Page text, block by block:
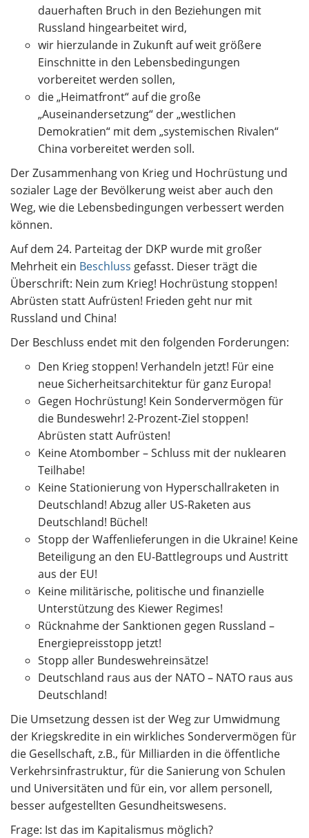
dauerhaften Bruch in den Beziehungen mit
Russland hingearbeitet wird,
wir hierzulande in Zukunft auf weit größere
Einschnitte in den Lebensbedingungen
vorbereitet werden sollen,
die „Heimatfront“ auf die große
„Auseinandersetzung“ der „westlichen
Demokratien“ mit dem „systemischen Rivalen“
China vorbereitet werden soll.
Der Zusammenhang von Krieg und Hochrüstung und
sozialer Lage der Bevölkerung weist aber auch den
Weg, wie die Lebensbedingungen verbessert werden
können.
Auf dem 24. Parteitag der DKP wurde mit großer
Mehrheit ein Beschluss gefasst. Dieser trägt die
Überschrift: Nein zum Krieg! Hochrüstung stoppen!
Abrüsten statt Aufrüsten! Frieden geht nur mit
Russland und China!
Der Beschluss endet mit den folgenden Forderungen:
Den Krieg stoppen! Verhandeln jetzt! Für eine
neue ­Sicherheitsarchitektur für ganz Europa!
Gegen Hochrüstung! Kein Sondervermögen für
die Bundeswehr! 2-Prozent-Ziel stoppen!
Abrüsten statt Aufrüsten!
Keine Atombomber – Schluss mit der nuklearen
Teilhabe!
Keine Stationierung von Hyperschallraketen in
Deutschland! Abzug aller US-Raketen aus
Deutschland! Büchel!
Stopp der Waffenlieferungen in die Ukraine! Keine
Beteiligung an den EU-Battlegroups und Austritt
aus der EU!
Keine militärische, politische und finanzielle
Unterstützung des Kiewer Regimes!
Rücknahme der Sanktionen gegen Russland –
Energiepreisstopp jetzt!
Stopp aller Bundeswehreinsätze!
Deutschland raus aus der NATO – NATO raus aus
Deutschland!
Die Umsetzung dessen ist der Weg zur Umwidmung
der Kriegskredite in ein wirkliches Sondervermögen für
die Gesellschaft, z.B., für Milliarden in die öffentliche
Verkehrsinfrastruktur, für die Sanierung von Schulen
und Universitäten und für ein, vor allem personell,
besser aufgestellten Gesundheitswesens.
Frage: Ist das im Kapitalismus möglich?